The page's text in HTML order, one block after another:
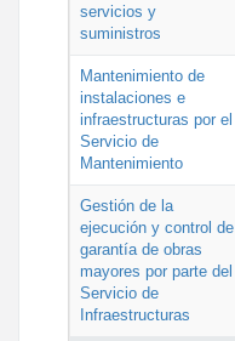
servicios y
suministros
Mantenimiento de
instalaciones e
infraestructuras por el
Servicio de
Mantenimiento
Gestión de la
ejecución y control de
garantía de obras
mayores por parte del
Servicio de
Infraestructuras